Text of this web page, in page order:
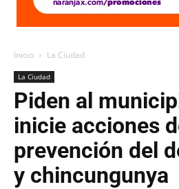
Inicio La Ciudad
La Ciudad
Piden al
inicie acciones
prevención del
y chincungunya